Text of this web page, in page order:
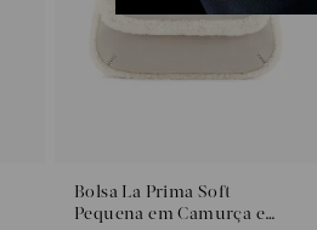
Bolsa La Prima Soft
Pequena em Camurça e